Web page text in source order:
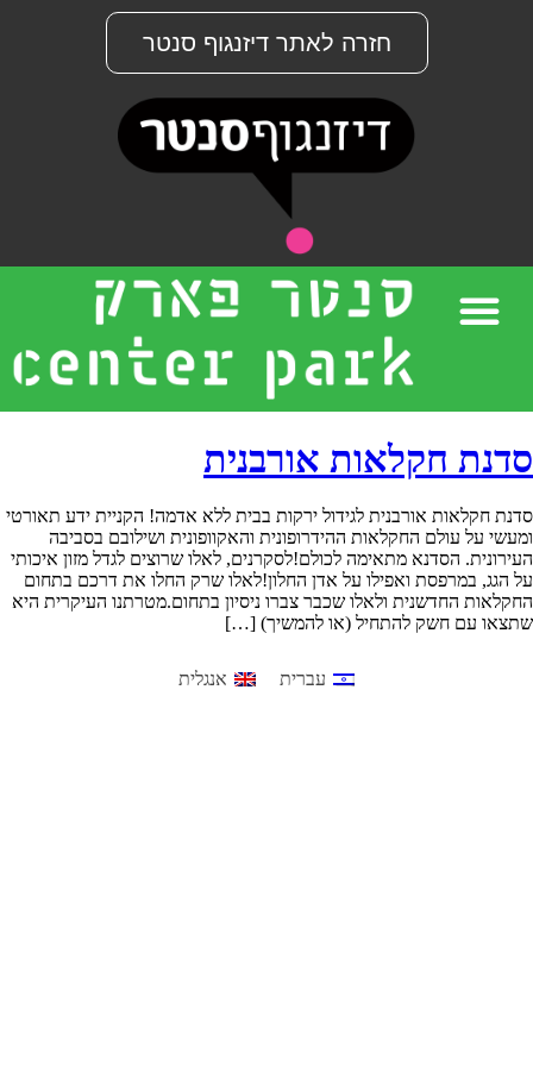
חזרה לאתר דיזנגוף סנטר
סדנת חקלאות אורבנית
סדנת חקלאות אורבנית לגידול ירקות בבית ללא אדמה! הקניית ידע תאורטי
ומעשי על עולם החקלאות ההידרופונית והאקוופונית ושילובם בסביבה
העירונית. הסדנא מתאימה לכולם!לסקרנים, לאלו שרוצים לגדל מזון איכותי
על הגג, במרפסת ואפילו על אדן החלון!לאלו שרק החלו את דרכם בתחום
החקלאות החדשנית ולאלו שכבר צברו ניסיון בתחום.מטרתנו העיקרית היא
שתצאו עם חשק להתחיל (או להמשיך) […]
עברית אנגלית